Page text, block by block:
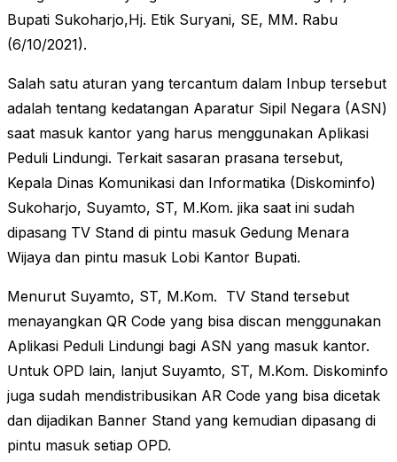
Bupati Sukoharjo,Hj. Etik Suryani, SE, MM. Rabu
(6/10/2021).
Salah satu aturan yang tercantum dalam Inbup tersebut
adalah tentang kedatangan Aparatur Sipil Negara (ASN)
saat masuk kantor yang harus menggunakan Aplikasi
Peduli Lindungi. Terkait sasaran prasana tersebut,
Kepala Dinas Komunikasi dan Informatika (Diskominfo)
Sukoharjo, Suyamto, ST, M.Kom. jika saat ini sudah
dipasang TV Stand di pintu masuk Gedung Menara
Wijaya dan pintu masuk Lobi Kantor Bupati.
Menurut Suyamto, ST, M.Kom. TV Stand tersebut
menayangkan QR Code yang bisa discan menggunakan
Aplikasi Peduli Lindungi bagi ASN yang masuk kantor.
Untuk OPD lain, lanjut Suyamto, ST, M.Kom. Diskominfo
juga sudah mendistribusikan AR Code yang bisa dicetak
dan dijadikan Banner Stand yang kemudian dipasang di
pintu masuk setiap OPD.